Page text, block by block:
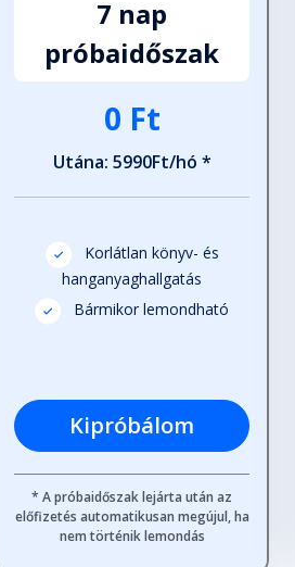
7 nap
próbaidőszak
0 Ft
Utána: 5990Ft/hó *
Korlátlan könyv- és
hanganyaghallgatás
Bármikor lemondható
Kipróbálom
* A próbaidőszak lejárta után az
előfizetés automatikusan megújul, ha
nem történik lemondás